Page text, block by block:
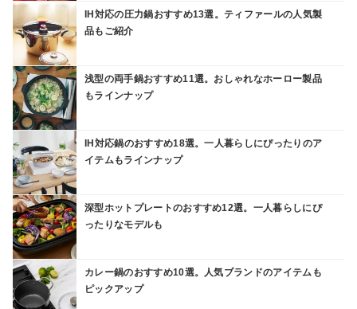
IH対応の圧力鍋おすすめ13選。ティファールの人気製
品もご紹介
浅型の両手鍋おすすめ11選。おしゃれなホーロー製品
もラインナップ
IH対応鍋のおすすめ18選。一人暮らしにぴったりのア
イテムもラインナップ
深型ホットプレートのおすすめ12選。一人暮らしにぴ
ったりなモデルも
カレー鍋のおすすめ10選。人気ブランドのアイテムも
ピックアップ